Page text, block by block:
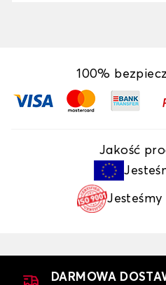
100%
Jakość
Jesteśmy
DARMOWA